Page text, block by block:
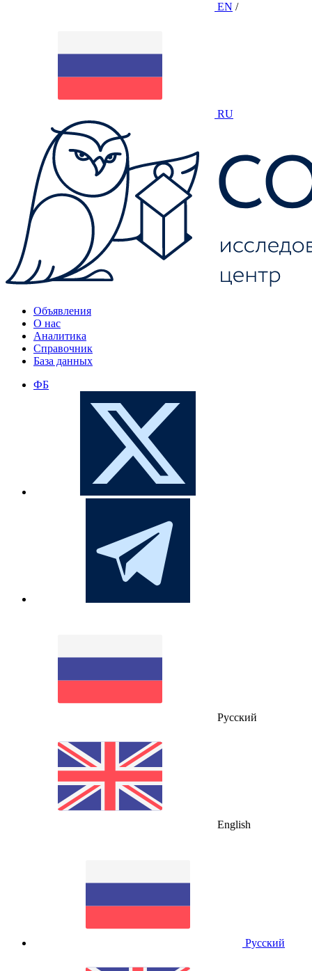
EN /
RU
Объявления
О нас
Аналитика
Справочник
База данных
ФБ
Русский
English
Русский